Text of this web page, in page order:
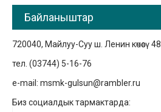
Байланыштар
720040, Майлуу-Суу ш. Ленин көчөсү 48
тел. (03744) 5-16-76
e-mail: msmk-gulsun@rambler.ru
Биз социалдык тармактарда: